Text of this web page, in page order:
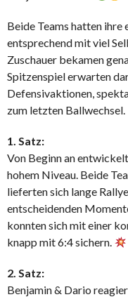
Beide Teams hatten ihre
entsprechend mit viel
Zuschauer bekamen
Spitzenspiel erwarten
Defensivaktionen,
zum letzten Ballwechsel.
1. Satz:
Von Beginn an
hohem Niveau. Beide
lieferten sich lange
entscheidenden
konnten sich mit einer
knapp mit 6:4 sichern.
2. Satz:
Benjamin & Dario